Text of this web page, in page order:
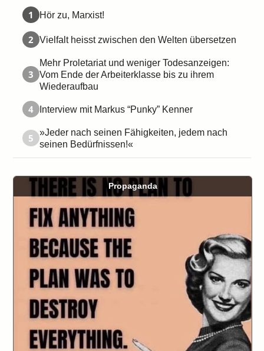
1 Hör zu, Marxist!
2 Vielfalt heisst zwischen den Welten übersetzen
3
Mehr Proletariat und weniger Todesanzeigen:
Vom Ende der Arbeiterklasse bis zu ihrem
Wiederaufbau
4 Interview mit Markus “Punky” Kenner
5
»Jeder nach seinen Fähigkeiten, jedem nach
seinen Bedürfnissen!«
Propaganda